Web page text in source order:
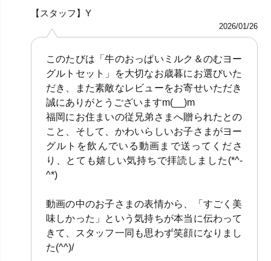
【スタッフ】Y
2026/01/26
このたびは「牛のおっぱいミルク＆のむヨー
グルトセット」を大切なお歳暮にお選びいた
だき、また素敵なレビューをお寄せいただき
誠にありがとうございますm(__)m
福岡にお住まいの従兄弟さまへ贈られたとの
こと、そして、かわいらしいお子さまがヨー
グルトを飲んでいる動画まで送ってくださ
り、とても嬉しい気持ちで拝読しました(*^-
^*)
動画の中のお子さまの表情から、「すごく美
味しかった」という気持ちが本当に伝わって
きて、スタッフ一同も思わず笑顔になりまし
た(^^)/